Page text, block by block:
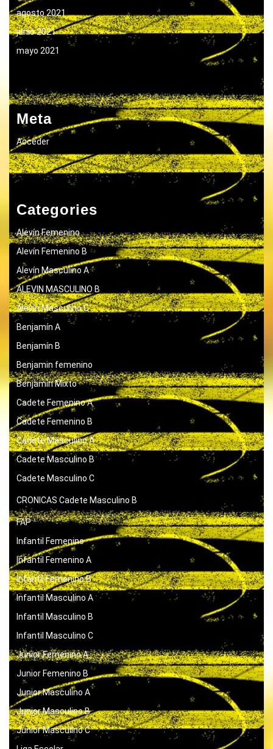
agosto 2021
junio 2021
mayo 2021
Meta
Acceder
Categories
Alevín Femenino
Alevín Femenino B
Alevín Masculino A
ALEVIN MASCULINO B
Alevín Masculino C
Benjamín A
Benjamín B
Benjamin femenino
Benjamín Mixto
Cadete Femenino A
Cadete Femenino B
Cadete Masculino A
Cadete Masculino B
Cadete Masculino C
CRONICAS Cadete Masculino B
FAP
Infantil Femenino
Infantil Femenino A
Infantil Femenino B
Infantil Masculino A
Infantil Masculino B
Infantil Masculino C
Junior Femenino A
Junior Femenino B
Junior Masculino A
Junior Masculino B
Junior Masculino C